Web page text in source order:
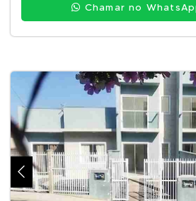
Chamar no